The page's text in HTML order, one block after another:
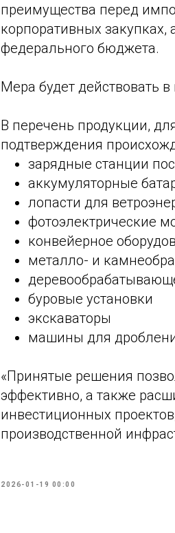
преимущества перед
корпоративных закупках,
федерального бюджета.
Мера будет действовать
В перечень продукции,
подтверждения
зарядные станции
аккумуляторные
лопасти для
фотоэлектрические
конвейерное
металло- и
буровые установки
экскаваторы
машины для
«Принятые решения
эффективно, а также
инвестиционных
производственной
2026-01-19 00:00